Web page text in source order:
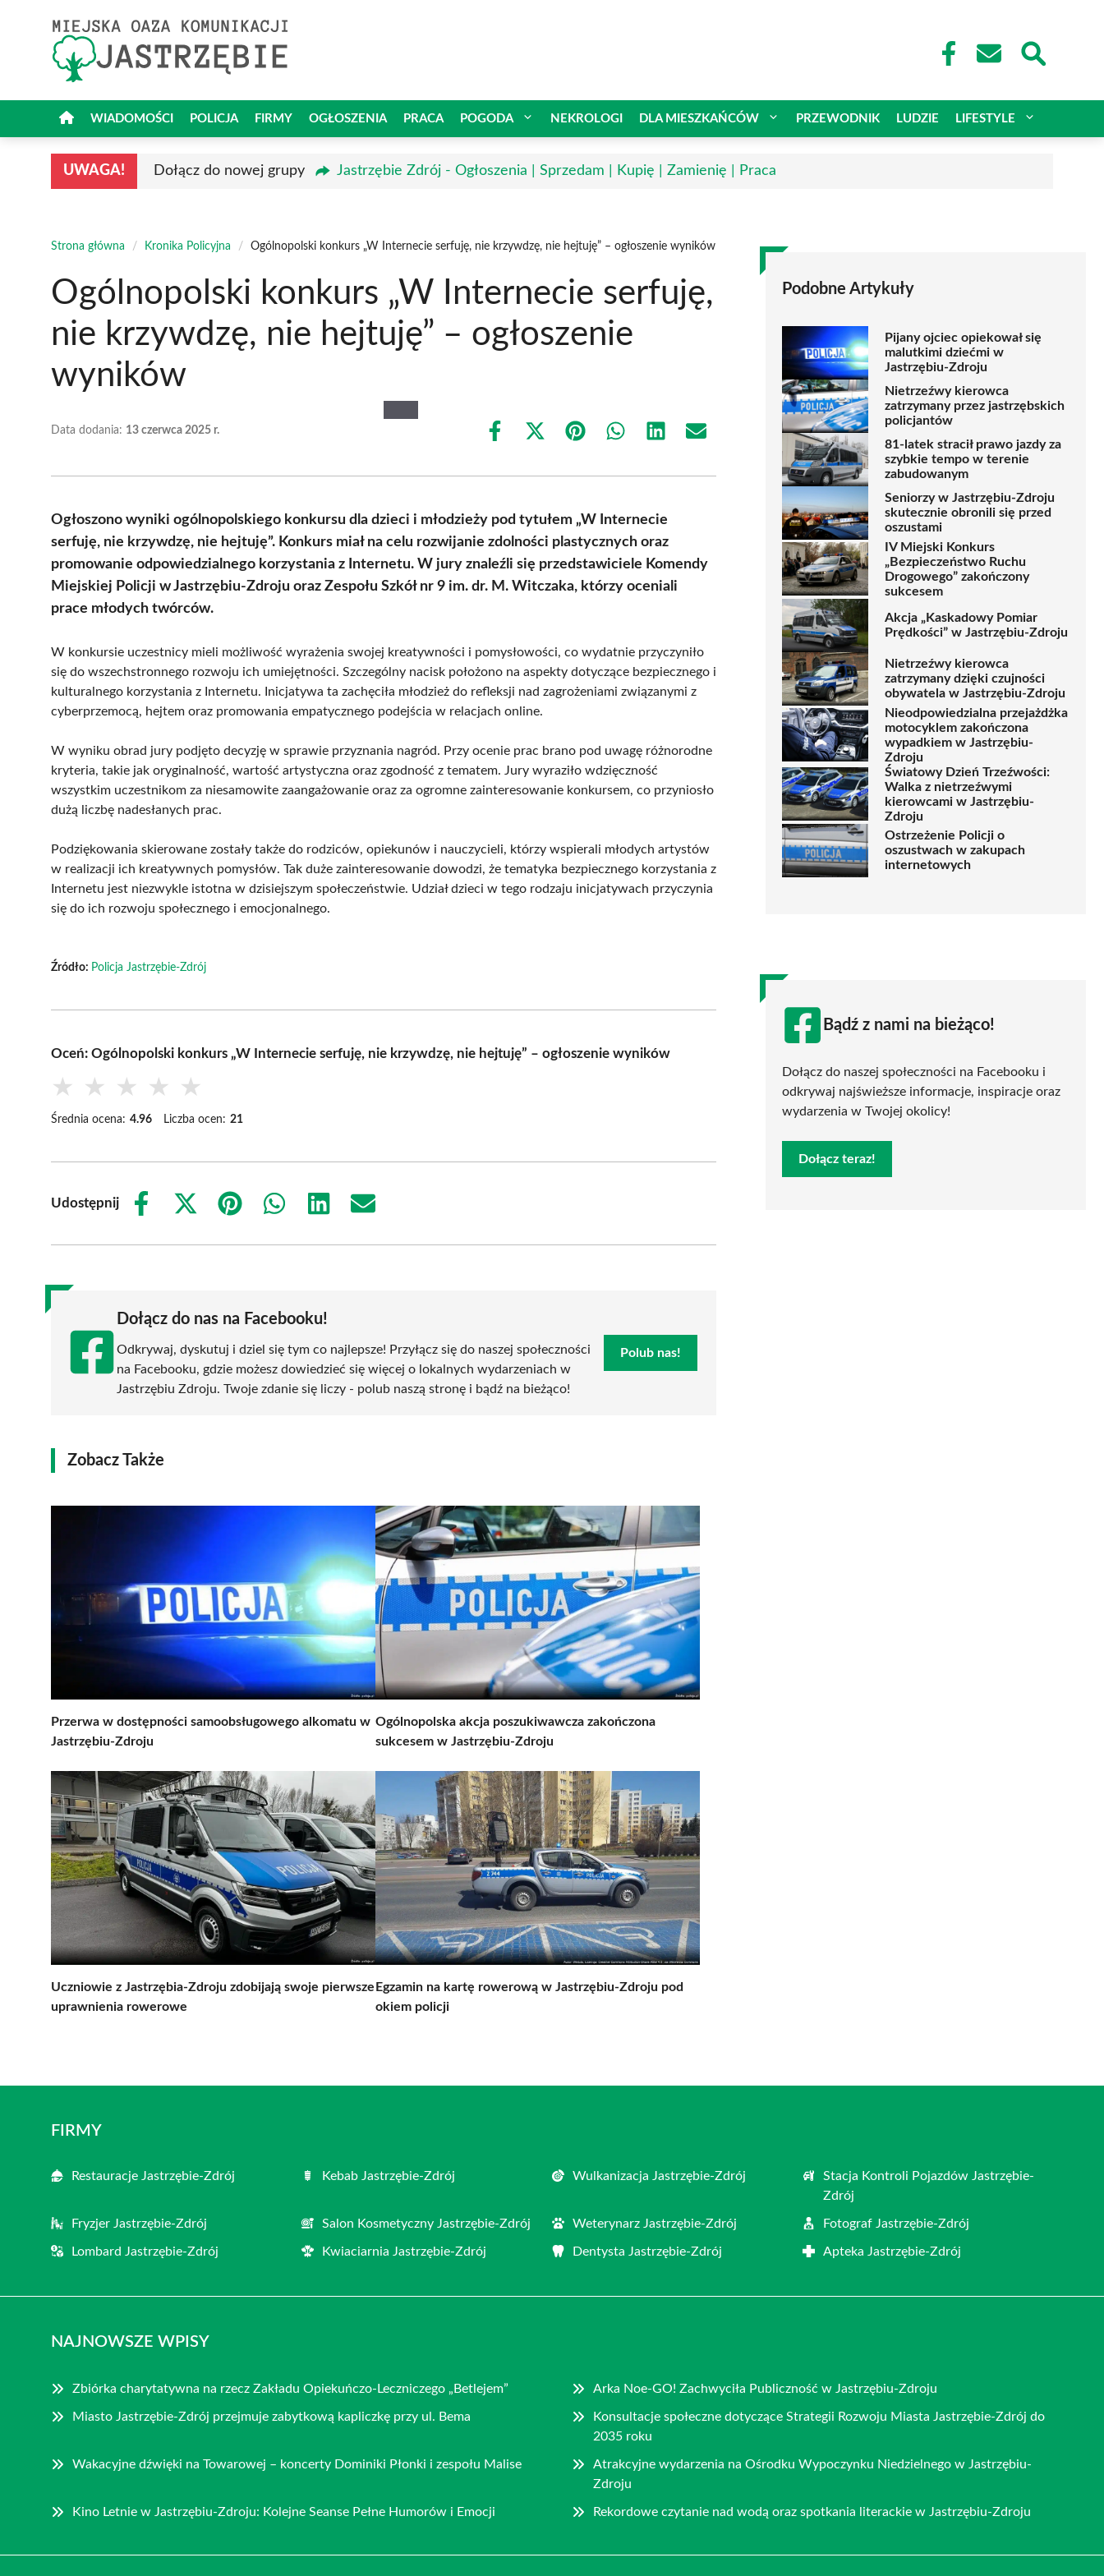
WIADOMOŚCI POLICJA FIRMY OGŁOSZENIA PRACA POGODA NEKROLOGI DLA MIESZKAŃCÓW PRZEWODNIK LUDZIE LIFESTYLE
UWAGA! Dołącz do nowej grupy Jastrzębie Zdrój - Ogłoszenia | Sprzedam | Kupię | Zamienię | Praca
Strona główna / Kronika Policyjna / Ogólnopolski konkurs „W Internecie serfuję, nie krzywdzę, nie hejtuję” – ogłoszenie wyników
Ogólnopolski konkurs „W Internecie serfuję,
nie krzywdzę, nie hejtuję” – ogłoszenie
wyników
Data dodania: 13 czerwca 2025 r.
Share
Share
(Twitter)
Share Share Share Share
Ogłoszono wyniki ogólnopolskiego konkursu dla dzieci i młodzieży pod tytułem „W Internecie
serfuję, nie krzywdzę, nie hejtuję”. Konkurs miał na celu rozwijanie zdolności plastycznych oraz
promowanie odpowiedzialnego korzystania z Internetu. W jury znaleźli się przedstawiciele Komendy
Miejskiej Policji w Jastrzębiu-Zdroju oraz Zespołu Szkół nr 9 im. dr. M. Witczaka, którzy oceniali
prace młodych twórców.
W konkursie uczestnicy mieli możliwość wyrażenia swojej kreatywności i pomysłowości, co wydatnie przyczyniło
się do wszechstronnego rozwoju ich umiejętności. Szczególny nacisk położono na aspekty dotyczące bezpiecznego i
kulturalnego korzystania z Internetu. Inicjatywa ta zachęciła młodzież do refleksji nad zagrożeniami związanymi z
cyberprzemocą, hejtem oraz promowania empatycznego podejścia w relacjach online.
W wyniku obrad jury podjęto decyzję w sprawie przyznania nagród. Przy ocenie prac brano pod uwagę różnorodne
kryteria, takie jak oryginalność, wartość artystyczna oraz zgodność z tematem. Jury wyraziło wdzięczność
wszystkim uczestnikom za niesamowite zaangażowanie oraz za ogromne zainteresowanie konkursem, co przyniosło
dużą liczbę nadesłanych prac.
Podziękowania skierowane zostały także do rodziców, opiekunów i nauczycieli, którzy wspierali młodych artystów
w realizacji ich kreatywnych pomysłów. Tak duże zainteresowanie dowodzi, że tematyka bezpiecznego korzystania z
Internetu jest niezwykle istotna w dzisiejszym społeczeństwie. Udział dzieci w tego rodzaju inicjatywach przyczynia
się do ich rozwoju społecznego i emocjonalnego.
Źródło: Policja Jastrzębie-Zdrój
Oceń: Ogólnopolski konkurs „W Internecie serfuję, nie krzywdzę, nie hejtuję” – ogłoszenie wyników
★ ★ ★ ★ ★
Średnia ocena: 4.96 Liczba ocen: 21
Udostępnij
Share
Share
(Twitter)
Share
Share
Share
Share
Dołącz do nas na Facebooku!
Odkrywaj, dyskutuj i dziel się tym co najlepsze! Przyłącz się do naszej społeczności
na Facebooku, gdzie możesz dowiedzieć się więcej o lokalnych wydarzeniach w
Jastrzębiu Zdroju. Twoje zdanie się liczy - polub naszą stronę i bądź na bieżąco!
Polub nas!
Zobacz Także
Przerwa w dostępności samoobsługowego alkomatu w
Jastrzębiu-Zdroju
Ogólnopolska akcja poszukiwawcza zakończona
sukcesem w Jastrzębiu-Zdroju
Uczniowie z Jastrzębia-Zdroju zdobijają swoje pierwsze
uprawnienia rowerowe
Egzamin na kartę rowerową w Jastrzębiu-Zdroju pod
okiem policji
Podobne Artykuły
Pijany ojciec opiekował się
malutkimi dziećmi w
Jastrzębiu-Zdroju
Nietrzeźwy kierowca
zatrzymany przez jastrzębskich
policjantów
81-latek stracił prawo jazdy za
szybkie tempo w terenie
zabudowanym
Seniorzy w Jastrzębiu-Zdroju
skutecznie obronili się przed
oszustami
IV Miejski Konkurs
„Bezpieczeństwo Ruchu
Drogowego” zakończony
sukcesem
Akcja „Kaskadowy Pomiar
Prędkości” w Jastrzębiu-Zdroju
Nietrzeźwy kierowca
zatrzymany dzięki czujności
obywatela w Jastrzębiu-Zdroju
Nieodpowiedzialna przejażdżka
motocyklem zakończona
wypadkiem w Jastrzębiu-
Zdroju
Światowy Dzień Trzeźwości:
Walka z nietrzeźwymi
kierowcami w Jastrzębiu-
Zdroju
Ostrzeżenie Policji o
oszustwach w zakupach
internetowych
Bądź z nami na bieżąco!
Dołącz do naszej społeczności na Facebooku i
odkrywaj najświeższe informacje, inspiracje oraz
wydarzenia w Twojej okolicy!
Dołącz teraz!
FIRMY
Restauracje Jastrzębie-Zdrój Kebab Jastrzębie-Zdrój Wulkanizacja Jastrzębie-Zdrój
Stacja Kontroli Pojazdów Jastrzębie-
Zdrój
Fryzjer Jastrzębie-Zdrój Salon Kosmetyczny Jastrzębie-Zdrój Weterynarz Jastrzębie-Zdrój Fotograf Jastrzębie-Zdrój
Lombard Jastrzębie-Zdrój Kwiaciarnia Jastrzębie-Zdrój Dentysta Jastrzębie-Zdrój Apteka Jastrzębie-Zdrój
NAJNOWSZE WPISY
Zbiórka charytatywna na rzecz Zakładu Opiekuńczo-Leczniczego „Betlejem” Arka Noe-GO! Zachwyciła Publiczność w Jastrzębiu-Zdroju
Miasto Jastrzębie-Zdrój przejmuje zabytkową kapliczkę przy ul. Bema
Konsultacje społeczne dotyczące Strategii Rozwoju Miasta Jastrzębie-Zdrój do
2035 roku
Wakacyjne dźwięki na Towarowej – koncerty Dominiki Płonki i zespołu Malise
Atrakcyjne wydarzenia na Ośrodku Wypoczynku Niedzielnego w Jastrzębiu-
Zdroju
Kino Letnie w Jastrzębiu-Zdroju: Kolejne Seanse Pełne Humorów i Emocji Rekordowe czytanie nad wodą oraz spotkania literackie w Jastrzębiu-Zdroju